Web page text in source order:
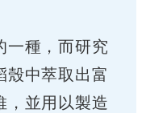
一種，而研究
殼中萃取出富
，並用以製造